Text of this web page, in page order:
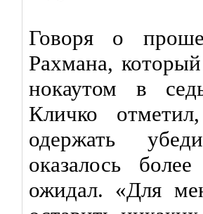
Говоря о
Рахмана,
нокаутом в
Кличко
одержать
оказалось
ожидал. «Для